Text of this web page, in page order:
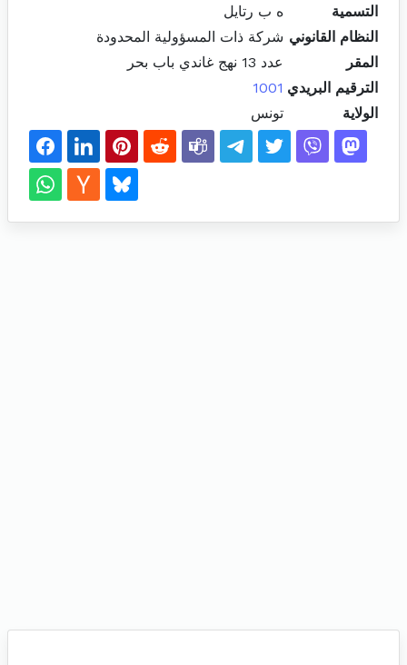
التسمية
ه ب رتايل
النظام القانوني شركة ذات المسؤولية المحدودة
المقر
عدد 13 نهج غاندي باب بحر
الترقيم البريدي 1001
الولاية
تونس